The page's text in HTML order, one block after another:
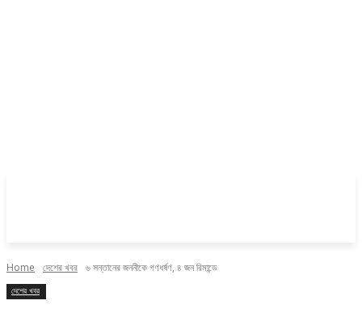
Home দেশের খবর ৬ সন্তানের জননীকে গণধর্ষণ, ৪ জন রিমান্ডে
দেশের খবর